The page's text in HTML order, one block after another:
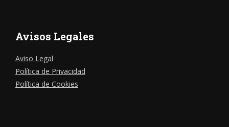
Avisos Legales
Aviso Legal
Política de Privacidad
Política de Cookies